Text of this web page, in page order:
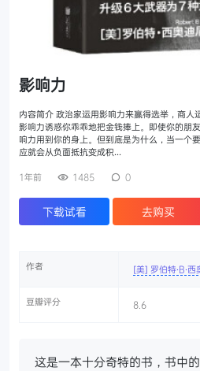
影响力
内容简介 政治家运用影响力来赢得选举，商人
影响力诱惑你乖乖地把金钱捧上。即使你的朋
响力用到你的身上。但到底是为什么，当一个
应就会从负面抵抗变成积…
1年前 1485 0
下载试看 去购买
作者 [美] 罗伯特·B·西
豆瓣评分 8.6
这是一本十分奇特的书，书中